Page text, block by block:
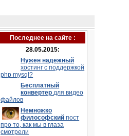
Последнее на сайте :
28.05.2015:
Нужен надежный
хостинг с поддержкой
php mysql?
Бесплатный
конвертердля видео
файлов
Немножко
философскийпост
про то, как мы в глаза
смотрели